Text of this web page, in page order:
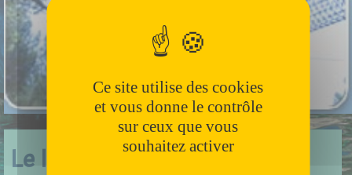
Le Indian forest Parc de
Ce site utilise des cookies
et vous donne le contrôle
sur ceux que vous
souhaitez activer